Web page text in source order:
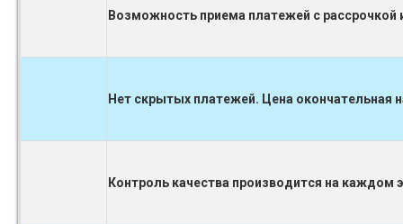
Возможность приема платежей с рассрочкой
Нет скрытых платежей. Цена окончательная
Контроль качества производится на